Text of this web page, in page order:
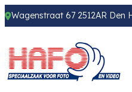
Wagenstraat 67 2512AR Den